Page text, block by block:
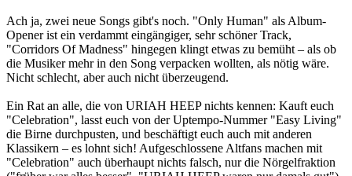
Ach ja, zwei neue Songs gibt's noch. "Only Human" als Album-
Opener ist ein verdammt eingängiger, sehr schöner Track,
"Corridors Of Madness" hingegen klingt etwas zu bemüht – als ob
die Musiker mehr in den Song verpacken wollten, als nötig wäre.
Nicht schlecht, aber auch nicht überzeugend.
Ein Rat an alle, die von URIAH HEEP nichts kennen: Kauft euch
"Celebration", lasst euch von der Uptempo-Nummer "Easy Living"
die Birne durchpusten, und beschäftigt euch auch mit anderen
Klassikern – es lohnt sich! Aufgeschlossene Altfans machen mit
"Celebration" auch überhaupt nichts falsch, nur die Nörgelfraktion